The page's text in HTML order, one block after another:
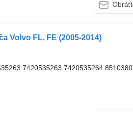
Volvo FL, FE (2005-2014)
7420535263 7420535264